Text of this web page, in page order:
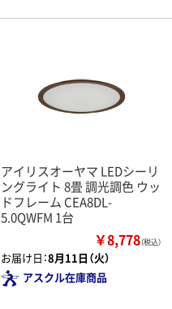
アイリスオーヤマ LEDシーリ
ングライト 8畳 調光調色 ウッ
ドフレーム CEA8DL-
5.0QWFM 1台
￥8,778（税込）
お届け日：8月11日（火）
アスクル在庫商品